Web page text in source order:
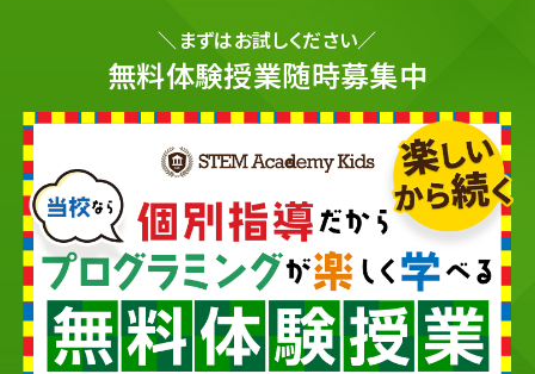
＼まずはお試しください／
無料体験授業随時募集中